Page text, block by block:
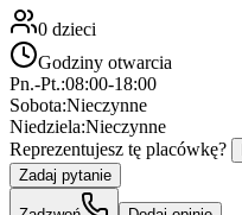
0 dzieci
Godziny otwarcia
Pn.-Pt.:08:00-18:00
Sobota:Nieczynne
Niedziela:Nieczynne
Reprezentujesz tę placówkę?
Zadaj pytanie